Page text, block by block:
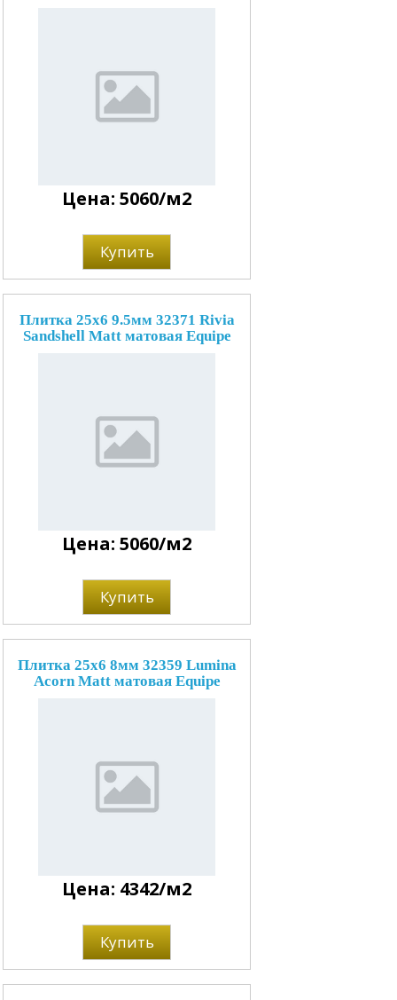
Цена: 5060/м2
Купить
Плитка 25x6 9.5мм 32371 Rivia
Sandshell Matt матовая Equipe
Цена: 5060/м2
Купить
Плитка 25x6 8мм 32359 Lumina
Acorn Matt матовая Equipe
Цена: 4342/м2
Купить